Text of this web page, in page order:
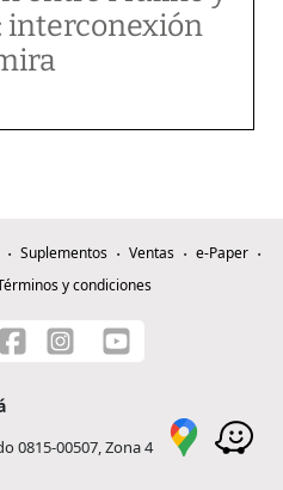
interconexión
Suplementos Ventas
e-Paper
y condiciones
0815-00507, Zona 4